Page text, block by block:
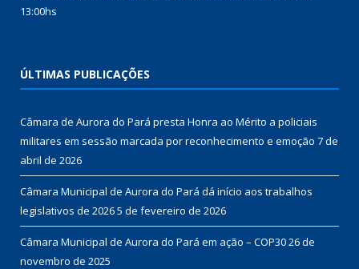
13:00hs
ÚLTIMAS PUBLICAÇÕES
Câmara de Aurora do Pará presta Honra ao Mérito a policiais
militares em sessão marcada por reconhecimento e emoção 7 de
abril de 2026
Câmara Municipal de Aurora do Pará dá início aos trabalhos
legislativos de 20265 de fevereiro de 2026
Câmara Municipal de Aurora do Pará em ação – COP3026 de
novembro de 2025